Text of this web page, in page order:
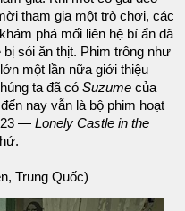
tham gia một trò chơi, các
phá mối liên hệ bí ẩn đã
sói ăn thịt. Phim trông như
một lần nữa giới thiệu
ta đã có Suzume của
nay vẫn là bộ phim hoạt
— Lonely Castle in the
Trung Quốc)